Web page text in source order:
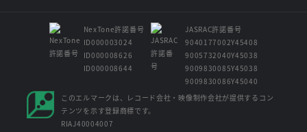
NexTone許諾番号
ID000003024
ID000008626
ID000008644
JASRAC許諾番号
9040177002Y45408
9005732040Y45038
9009830085Y45038
9009830086Y45040
このエルマークは、レコード会社・映像制作会社が提供するコン
テンツを示す登録商標です。
RIAJ40004007